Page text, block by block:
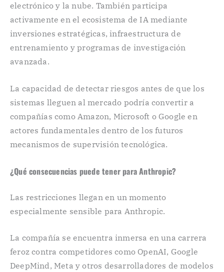
electrónico y la nube. También participa
activamente en el ecosistema de IA mediante
inversiones estratégicas, infraestructura de
entrenamiento y programas de investigación
avanzada.
La capacidad de detectar riesgos antes de que los
sistemas lleguen al mercado podría convertir a
compañías como Amazon, Microsoft o Google en
actores fundamentales dentro de los futuros
mecanismos de supervisión tecnológica.
¿Qué consecuencias puede tener para Anthropic?
Las restricciones llegan en un momento
especialmente sensible para Anthropic.
La compañía se encuentra inmersa en una carrera
feroz contra competidores como OpenAI, Google
DeepMind, Meta y otros desarrolladores de modelos